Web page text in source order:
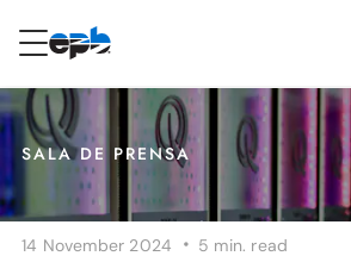
RESIDENCIAL NEGOCIO
Internet
principal
SALA DE PRENSA
14 November 2024 · 5 min. read